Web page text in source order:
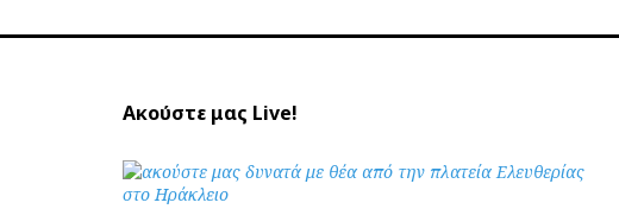
Ακούστε μας Live!